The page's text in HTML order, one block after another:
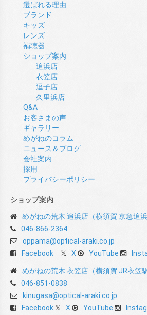
選ばれる理由
ブランド
キッズ
レンズ
補聴器
ショップ案内
追浜店
衣笠店
逗子店
久里浜店
Q&A
お客さまの声
ギャラリー
めがねのコラム
ニュース＆ブログ
会社案内
採用
プライバシーポリシー
ショップ案内
めがねの荒木 追浜店（横須賀 京急追浜
046-866-2364
oppama@optical-araki.co.jp
Facebook
X YouTube
めがねの荒木 衣笠店（横須賀 JR衣笠
046-851-0838
kinugasa@optical-araki.co.jp
Facebook
X YouTube